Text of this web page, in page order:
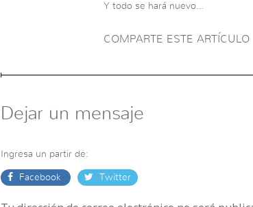
Y todo se hará nuevo…
COMPARTE ESTE ARTÍCULO
Dejar un mensaje
Ingresa un partir de:
Facebook Twitter